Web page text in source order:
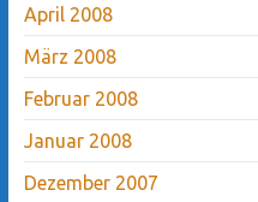
April 2008
März 2008
Februar 2008
Januar 2008
Dezember 2007